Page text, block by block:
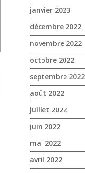
janvier 2023
décembre 2022
novembre 2022
octobre 2022
septembre 2022
août 2022
juillet 2022
juin 2022
mai 2022
avril 2022